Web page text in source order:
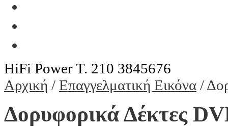
HiFi Power T. 210 3845676
Αρχική / Επαγγελματική Εικόνα /
Δορυφορικά Δέκτες